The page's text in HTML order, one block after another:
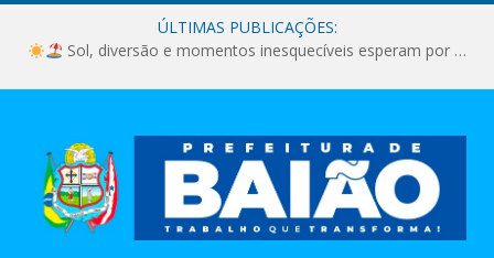
ÚLTIMAS PUBLICAÇÕES:
Sol, diversão e momentos inesquecíveis esperam por você!